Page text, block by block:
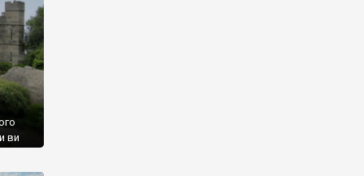
ви